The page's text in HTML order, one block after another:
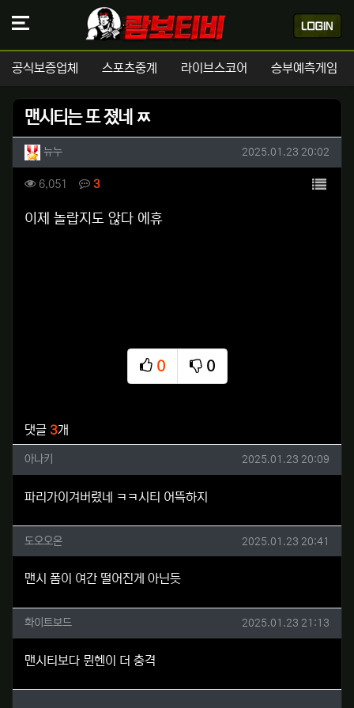
공식보증업체 스포츠중계 라이브스코어 승부예측게임
맨시티는 또 졌네 ㅉ
작성자 정보
뉴누작성 작성일
2025.01.23 20:02
컨텐츠 정보
6,051 조회 3댓글 목록
본문
이제 놀랍지도 않다 에휴
0
추천
0
비추천
댓글 3개
아나키님의 댓글
아나키 작성일
2025.01.23 20:09
파리가이겨버렸네 ㅋㅋ시티 어뜩하지
도오오온님의 댓글
도오오온 작성일
2025.01.23 20:41
맨시 폼이 여간 떨어진게 아닌듯
화이트보드님의 댓글
화이트보드 작성일
2025.01.23 21:13
맨시티보다 뮌헨이 더 충격